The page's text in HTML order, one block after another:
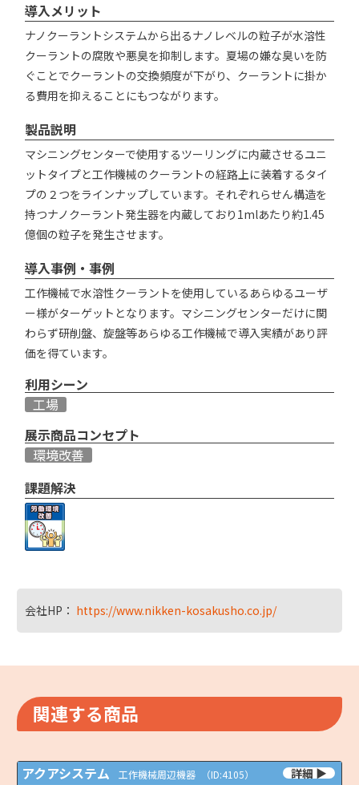
導入メリット
ナノクーラントシステムから出るナノレベルの粒子が水溶性
クーラントの腐敗や悪臭を抑制します。夏場の嫌な臭いを防
ぐことでクーラントの交換頻度が下がり、クーラントに掛か
る費用を抑えることにもつながります。
製品説明
マシニングセンターで使用するツーリングに内蔵させるユニ
ットタイプと工作機械のクーラントの経路上に装着するタイ
プの２つをラインナップしています。それぞれらせん構造を
持つナノクーラント発生器を内蔵しており1mlあたり約1.45
億個の粒子を発生させます。
導入事例・事例
工作機械で水溶性クーラントを使用しているあらゆるユーザ
ー様がターゲットとなります。マシニングセンターだけに関
わらず研削盤、旋盤等あらゆる工作機械で導入実績があり評
価を得ています。
利用シーン
工場
展示商品コンセプト
環境改善
課題解決
会社HP： https://www.nikken-kosakusho.co.jp/
関連する商品
アクアシステム 工作機械周辺機器 （ID:4105）